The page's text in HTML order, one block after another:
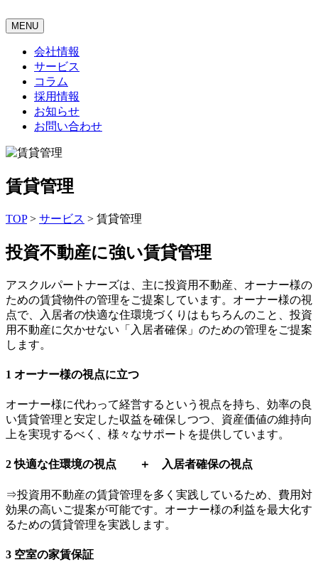
MENU
会社情報
サービス
コラム
採用情報
お知らせ
お問い合わせ
賃貸管理
TOP> サービス > 賃貸管理
投資不動産に強い賃貸管理
アスクルパートナーズは、主に投資用不動産、オーナー様の
ための賃貸物件の管理をご提案しています。オーナー様の視
点で、入居者の快適な住環境づくりはもちろんのこと、投資
用不動産に欠かせない「入居者確保」のための管理をご提案
します。
1 オーナー様の視点に立つ
オーナー様に代わって経営するという視点を持ち、効率の良
い賃貸管理と安定した収益を確保しつつ、資産価値の維持向
上を実現するべく、様々なサポートを提供しています。
2快適な住環境の視点 ＋ 入居者確保の視点
⇒投資用不動産の賃貸管理を多く実践しているため、費用対
効果の高いご提案が可能です。オーナー様の利益を最大化す
るための賃貸管理を実践します。
3 空室の家賃保証